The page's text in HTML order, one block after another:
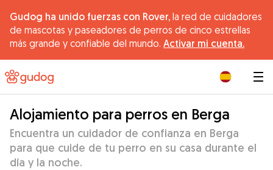
Gudog ha unido fuerzas con Rover, la red de cuidadores
de mascotas y paseadores de perros de cinco estrellas
más grande y confiable del mundo. Activar mi cuenta.
Alojamiento para perros en Berga
Encuentra un cuidador de confianza en Berga
para que cuide de tu perro en su casa durante el
día y la noche.